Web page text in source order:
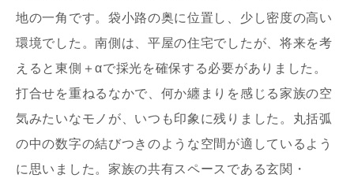
写真を拡大する
地の一角です。袋小路の奥に位置し、少し密度の高い
環境でした。南側は、平屋の住宅でしたが、将来を考
えると東側＋αで採光を確保する必要がありました。
打合せを重ねるなかで、何か纏まりを感じる家族の空
気みたいなモノが、いつも印象に残りました。丸括弧
の中の数字の結びつきのような空間が適しているよう
に思いました。家族の共有スペースである玄関・